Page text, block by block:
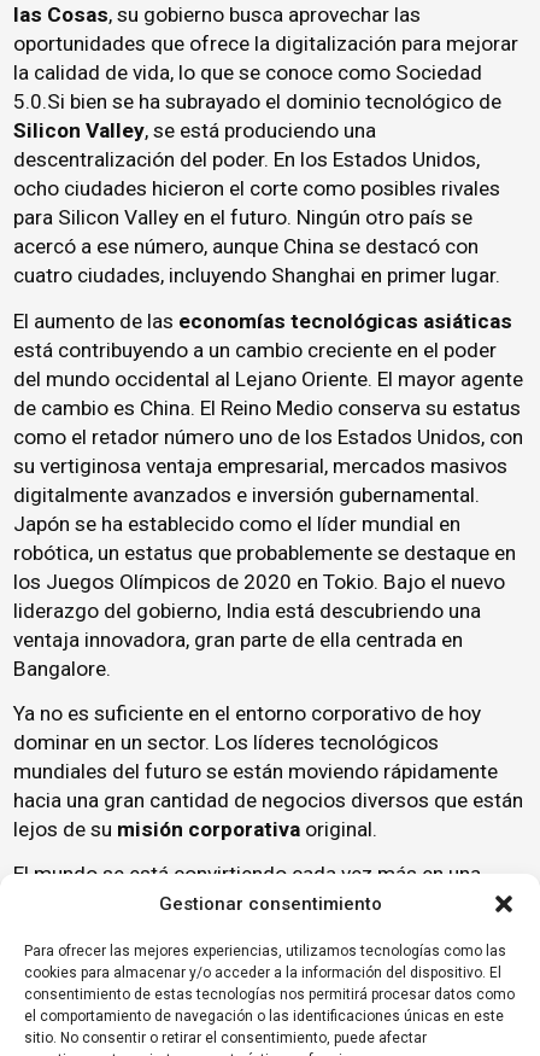
Gestionar consentimiento
Para ofrecer las mejores experiencias, utilizamos tecnologías como las
cookies para almacenar y/o acceder a la información del dispositivo. El
consentimiento de estas tecnologías nos permitirá procesar datos como
el comportamiento de navegación o las identificaciones únicas en este
sitio. No consentir o retirar el consentimiento, puede afectar
las Cosas, su gobierno busca aprovechar las
oportunidades que ofrece la digitalización para mejorar
la calidad de vida, lo que se conoce como Sociedad
5.0.Si bien se ha subrayado el dominio tecnológico de
Silicon Valley, se está produciendo una
descentralización del poder. En los Estados Unidos,
ocho ciudades hicieron el corte como posibles rivales
para Silicon Valley en el futuro. Ningún otro país se
acercó a ese número, aunque China se destacó con
cuatro ciudades, incluyendo Shanghai en primer lugar.
El aumento de las economías tecnológicas asiáticas
está contribuyendo a un cambio creciente en el poder
del mundo occidental al Lejano Oriente. El mayor agente
de cambio es China. El Reino Medio conserva su estatus
como el retador número uno de los Estados Unidos, con
su vertiginosa ventaja empresarial, mercados masivos
digitalmente avanzados e inversión gubernamental.
Japón se ha establecido como el líder mundial en
robótica, un estatus que probablemente se destaque en
los Juegos Olímpicos de 2020 en Tokio. Bajo el nuevo
liderazgo del gobierno, India está descubriendo una
ventaja innovadora, gran parte de ella centrada en
Bangalore.
Ya no es suficiente en el entorno corporativo de hoy
dominar en un sector. Los líderes tecnológicos
mundiales del futuro se están moviendo rápidamente
hacia una gran cantidad de negocios diversos que están
lejos de su misión corporativa original.
El mundo se está convirtiendo cada vez más en una
mezcla mágica detecnologías emergentes
que está
Maniobrar a través de este laberinto de avances y
mantenerse a la vanguardia continuará desafiando a la
próxima generación de líderes mundiales.Fuente
Informe de innovación tecnológica 2018 de KPMG